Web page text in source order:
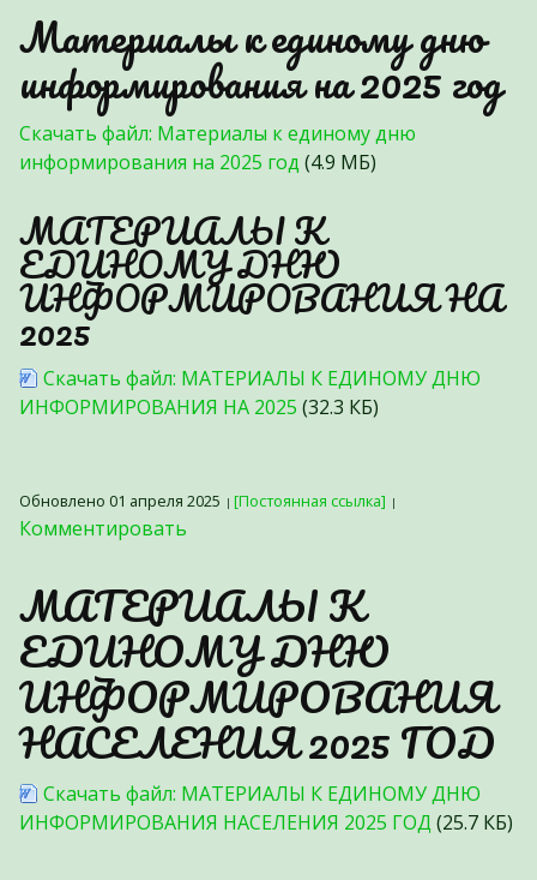
Материалы к единому дню
информирования на 2025 год
Скачать файл: Материалы к единому дню
информирования на 2025 год (4.9 МБ)
МАТЕРИАЛЫ К
ЕДИНОМУ ДНЮ
ИНФОРМИРОВАНИЯ НА
2025
Скачать файл: МАТЕРИАЛЫ К ЕДИНОМУ ДНЮ
ИНФОРМИРОВАНИЯ НА 2025 (32.3 КБ)
Обновлено 01 апреля 2025 [Постоянная ссылка]
Комментировать
МАТЕРИАЛЫ К
ЕДИНОМУ ДНЮ
ИНФОРМИРОВАНИЯ
НАСЕЛЕНИЯ 2025 ГОД
Скачать файл: МАТЕРИАЛЫ К ЕДИНОМУ ДНЮ
ИНФОРМИРОВАНИЯ НАСЕЛЕНИЯ 2025 ГОД (25.7 КБ)